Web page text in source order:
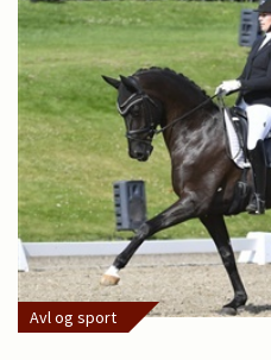
Avl og sport